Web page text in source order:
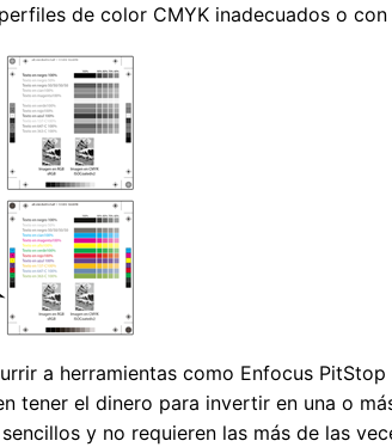
de color CMYK inadecuados o
a herramientas como Enfocus
tener el dinero para invertir en una o
y no requieren las más de las